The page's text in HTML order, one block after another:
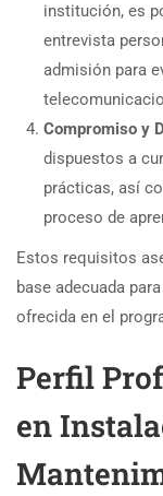
institución, es
entrevista
admisión para
Compromiso y
dispuestos a
prácticas, así
proceso de
Estos requisitos
base adecuada
ofrecida en el
Perfil
en